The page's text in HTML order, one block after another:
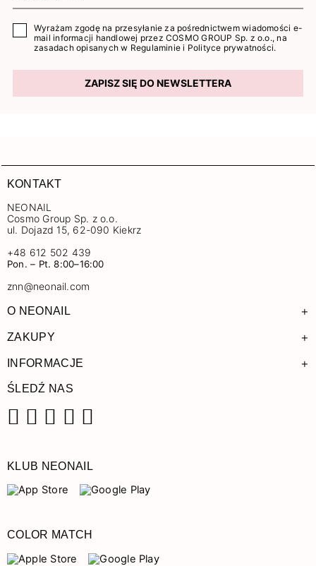
Wyrażam zgodę na przesyłanie za pośrednictwem wiadomości e-
mail informacji handlowej przez COSMO GROUP Sp. z o.o., na
zasadach opisanych w Regulaminie i Polityce prywatności.
ZAPISZ SIĘ DO NEWSLETTERA
KONTAKT
NEONAIL
Cosmo Group Sp. z o.o.
ul. Dojazd 15, 62-090 Kiekrz
+48 612 502 439
Pon. – Pt. 8:00–16:00
znn@neonail.com
O NEONAIL +
ZAKUPY +
INFORMACJE +
ŚLEDŹ NAS
KLUB NEONAIL
COLOR MATCH